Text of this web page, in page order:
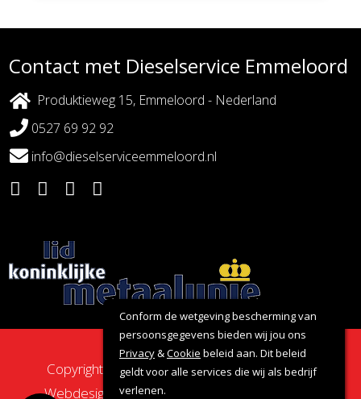
Conform de wetgeving bescherming van
persoonsgegevens bieden wij jou ons
Privacy&Cookie beleid aan. Dit beleid
geldt voor alle services die wij als bedrijf
verlenen.
Contact met Dieselservice Emmeloord
Produktieweg 15, Emmeloord - Nederland
0527 69 92 92
info@dieselserviceemmeloord.nl
Copyright 2026 - Dieselservice Emmeloord |
Webdesign door:Nova Septem